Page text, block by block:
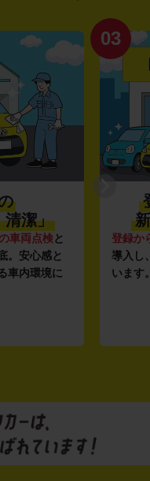
清潔」
車両点検と
。安心感と
車内環境に
03
登録か
導入し
います